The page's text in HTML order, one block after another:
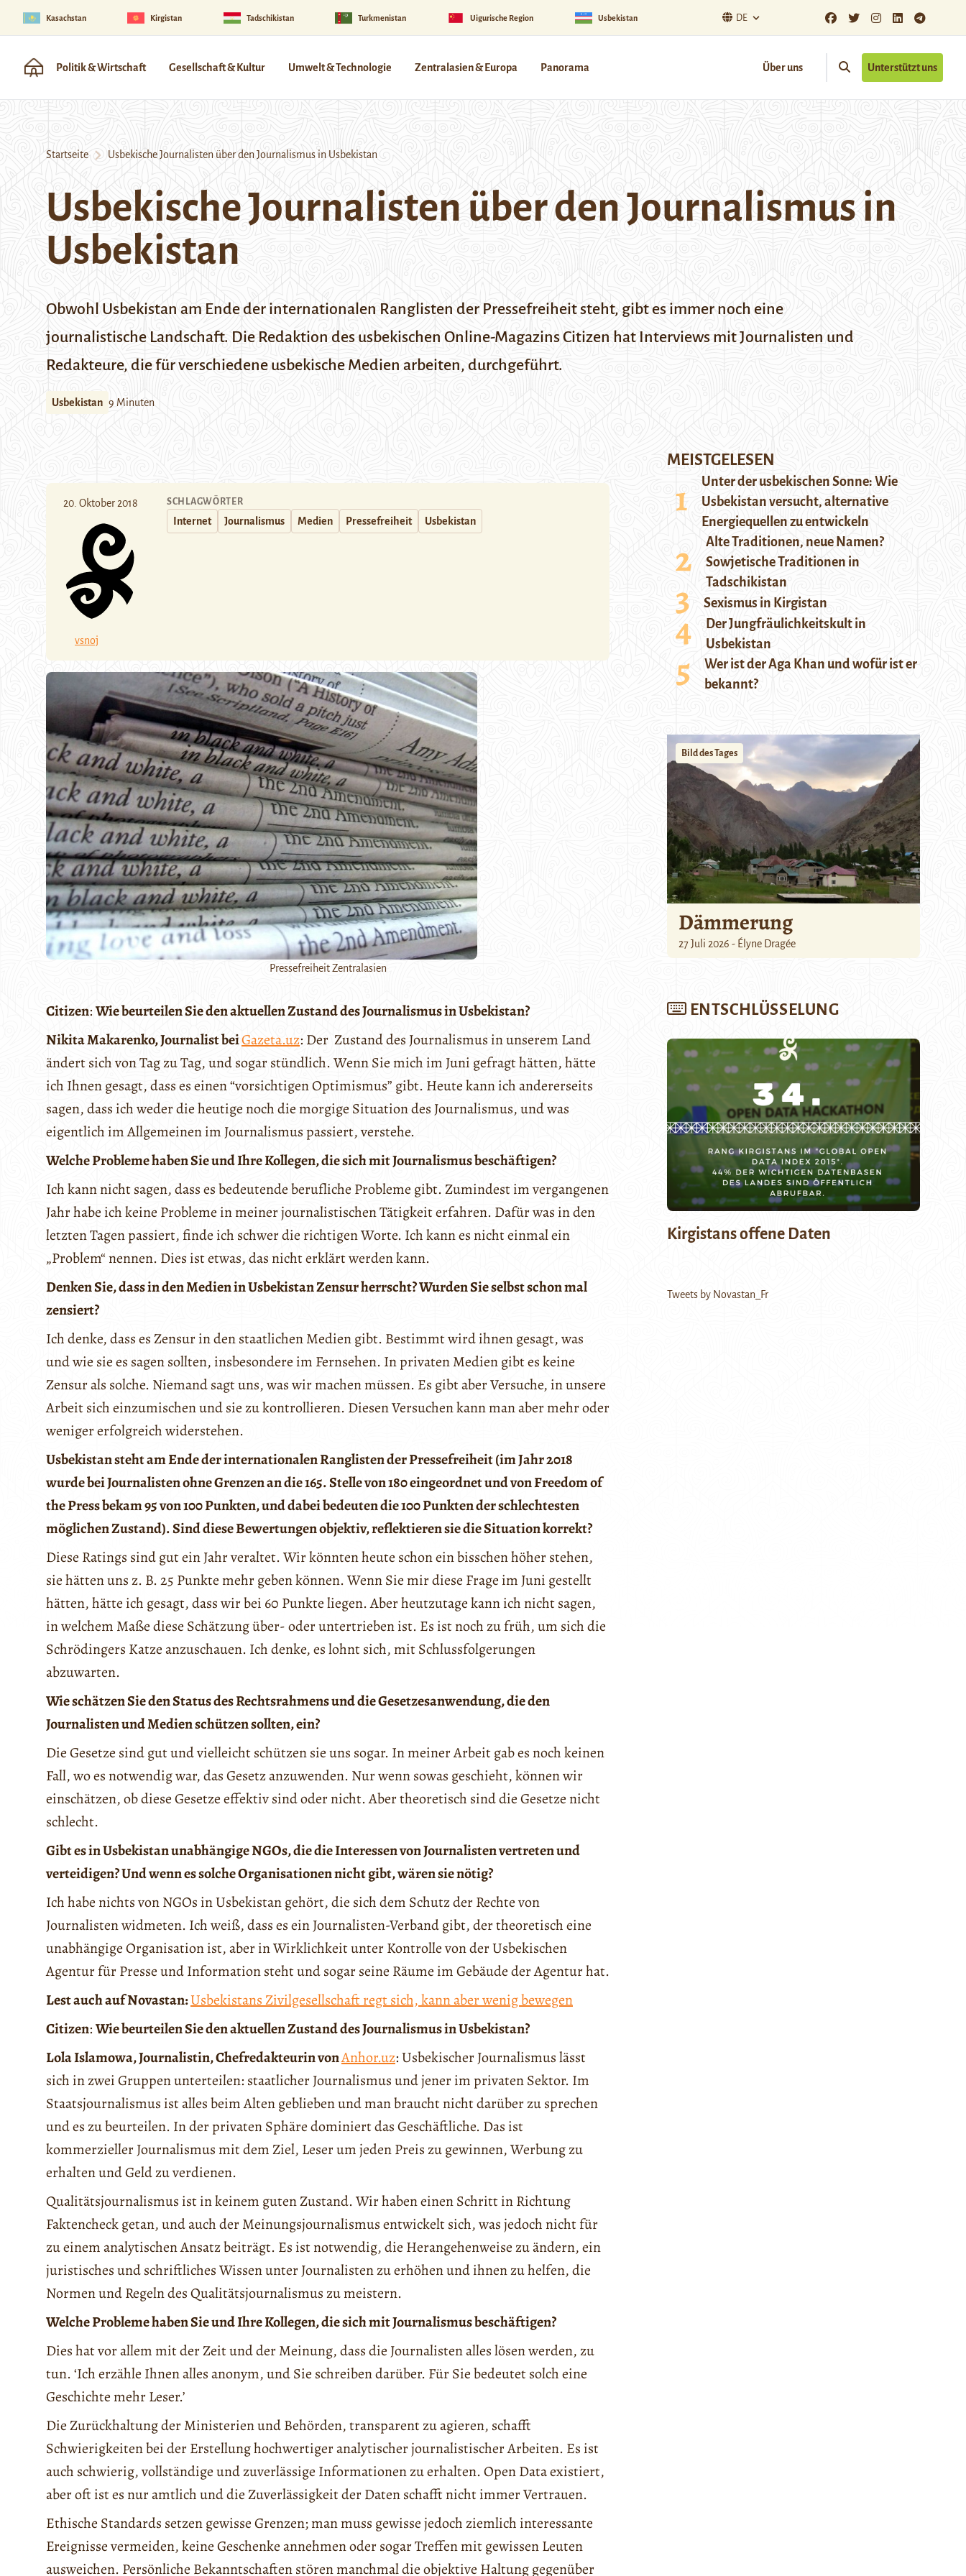
Kasachstan Kirgistan Tadschikistan Turkmenistan Uigurische Region Usbekistan DE
Politik & Wirtschaft Gesellschaft & Kultur Umwelt & Technologie Zentralasien & Europa Panorama Über uns Unterstützt uns
Startseite Usbekische Journalisten über den Journalismus in Usbekistan
Usbekische Journalisten über den Journalismus in
Usbekistan
Obwohl Usbekistan am Ende der internationalen Ranglisten der Pressefreiheitsteht, gibt es immer noch eine
journalistische Landschaft. Die Redaktion des usbekischen Online-MagazinsCitizen hat Interviews mit Journalisten und
Redakteure, die für verschiedene usbekische Medien arbeiten, durchgeführt.
Usbekistan 9 Minuten
20. Oktober 2018
vsnoj
SCHLAGWÖRTER
Internet Journalismus Medien Pressefreiheit Usbekistan
Pressefreiheit Zentralasien
Citizen:Wie beurteilen Sie den aktuellen Zustand des Journalismus in Usbekistan?
Nikita Makarenko, Journalist beiGazeta.uz: Der Zustand des Journalismus in unserem Land
ändert sich von Tag zu Tag, und sogar stündlich. Wenn Sie mich im Juni gefragt hätten, hätte
ich Ihnen gesagt, dass es einen “vorsichtigen Optimismus” gibt. Heute kann ich andererseits
sagen, dass ich weder die heutige noch die morgige Situation des Journalismus, und was
eigentlich im Allgemeinen im Journalismus passiert, verstehe.
Welche Probleme haben Sie und Ihre Kollegen, die sich mit Journalismus beschäftigen?
Ich kann nicht sagen, dass es bedeutende berufliche Probleme gibt. Zumindest im vergangenen
Jahr habe ich keine Probleme in meiner journalistischen Tätigkeit erfahren. Dafür was in den
letzten Tagen passiert, finde ich schwer die richtigen Worte. Ich kann es nicht einmal ein
„Problem“ nennen. Dies ist etwas, das nicht erklärt werden kann.
Denken Sie, dass in den Medien in Usbekistan Zensur herrscht? Wurden Sie selbst schon mal
zensiert?
Ich denke, dass es Zensur in den staatlichen Medien gibt. Bestimmt wird ihnen gesagt, was
und wie sie es sagen sollten, insbesondere im Fernsehen. In privaten Medien gibt es keine
Zensur als solche. Niemand sagt uns, was wir machen müssen. Es gibt aber Versuche, in unsere
Arbeit sich einzumischen und sie zu kontrollieren. Diesen Versuchen kann man aber mehr oder
weniger erfolgreich widerstehen.
Usbekistan steht am Ende der internationalen Ranglisten der Pressefreiheit (im Jahr 2018
wurde bei Journalisten ohne Grenzen an die 165. Stelle von 180 eingeordnet und von Freedom of
the Press bekam 95 von 100 Punkten, und dabei bedeuten die 100 Punkten der schlechtesten
möglichen Zustand). Sind diese Bewertungen objektiv, reflektieren sie die Situation korrekt?
Diese Ratings sind gut ein Jahr veraltet. Wir könnten heute schon ein bisschen höher stehen,
sie hätten uns z. B. 25 Punkte mehr geben können. Wenn Sie mir diese Frage im Juni gestellt
hätten, hätte ich gesagt, dass wir bei 60 Punkte liegen. Aber heutzutage kann ich nicht sagen,
in welchem Maße diese Schätzung über- oder untertrieben ist. Es ist noch zu früh, um sich die
Schrödingers Katze anzuschauen. Ich denke, es lohnt sich, mit Schlussfolgerungen
abzuwarten.
Wie schätzen Sie den Status des Rechtsrahmens und die Gesetzesanwendung, die den
Journalisten und Medien schützen sollten, ein?
Die Gesetze sind gut und vielleicht schützen sie uns sogar. In meiner Arbeit gab es noch keinen
Fall, wo es notwendig war, das Gesetz anzuwenden. Nur wenn sowas geschieht, können wir
einschätzen, ob diese Gesetze effektiv sind oder nicht. Aber theoretisch sind die Gesetze nicht
schlecht.
Gibt es in Usbekistan unabhängige NGOs, die die Interessen von Journalisten vertreten und
verteidigen? Und wenn es solche Organisationen nicht gibt, wären sie nötig?
Ich habe nichts von NGOs in Usbekistan gehört, die sich dem Schutz der Rechte von
Journalisten widmeten. Ich weiß, dass es ein Journalisten-Verband gibt, der theoretisch eine
unabhängige Organisation ist, aber in Wirklichkeit unter Kontrolle von der Usbekischen
Agentur für Presse und Information steht und sogar seine Räume im Gebäude der Agentur hat.
Lest auch auf Novastan:Usbekistans Zivilgesellschaft regt sich, kann aber wenig bewegen
Citizen:Wie beurteilen Sie den aktuellen Zustand des Journalismus in Usbekistan?
Lola Islamowa, Journalistin, Chefredakteurin vonAnhor.uz: Usbekischer Journalismus lässt
sich in zwei Gruppen unterteilen: staatlicher Journalismus und jener im privaten Sektor. Im
Staatsjournalismus ist alles beim Alten geblieben und man braucht nicht darüber zu sprechen
und es zu beurteilen. In der privaten Sphäre dominiert das Geschäftliche. Das ist
kommerzieller Journalismus mit dem Ziel, Leser um jeden Preis zu gewinnen, Werbung zu
erhalten und Geld zu verdienen.
Qualitätsjournalismus ist in keinem guten Zustand. Wir haben einen Schritt in Richtung
Faktencheck getan, und auch der Meinungsjournalismus entwickelt sich, was jedoch nicht für
zu einem analytischen Ansatz beiträgt. Es ist notwendig, die Herangehenweise zu ändern, ein
juristisches und schriftliches Wissen unter Journalisten zu erhöhen und ihnen zu helfen, die
Normen und Regeln des Qualitätsjournalismus zu meistern.
Welche Probleme haben Sie und Ihre Kollegen, die sich mit Journalismus beschäftigen?
Dies hat vor allem mit der Zeit und der Meinung, dass die Journalisten alles lösen werden, zu
tun. ‘Ich erzähle Ihnen alles anonym, und Sie schreiben darüber. Für Sie bedeutet solch eine
Geschichte mehr Leser.’
Die Zurückhaltung der Ministerien und Behörden, transparent zu agieren, schafft
Schwierigkeiten bei der Erstellung hochwertiger analytischer journalistischer Arbeiten. Es ist
auch schwierig, vollständige und zuverlässige Informationen zu erhalten. Open Data existiert,
aber oft ist es nur amtlich und die Zuverlässigkeit der Daten schafft nicht immer Vertrauen.
Ethische Standards setzen gewisse Grenzen; man muss gewisse jedoch ziemlich interessante
Ereignisse vermeiden, keine Geschenke annehmen oder sogar Treffen mit gewissen Leuten
ausweichen. Persönliche Bekanntschaften stören manchmal die objektive Haltung gegenüber
MEISTGELESEN
Unter der usbekischen Sonne: Wie
Usbekistan versucht, alternative
Energiequellen zu entwickeln
Alte Traditionen, neue Namen?
Sowjetische Traditionen in
Tadschikistan
Sexismus in Kirgistan
Der Jungfräulichkeitskult in
Usbekistan
Wer ist der Aga Khan und wofür ist er
bekannt?
Bild des Tages
Dämmerung
27 Juli 2026 - Élyne Dragée
ENTSCHLÜSSELUNG
Kirgistans offene Daten
Tweets by Novastan_Fr